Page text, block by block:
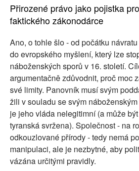
Přirozené právo jako pojistka
faktického zákonodárce
Ano, o tohle šlo - od počátku
do evropského myšlení, který lze
náboženských sporů v 16. století.
argumentačně zdůvodnit, proč moc
své limity. Panovník musí svým
žili v souladu se svým
je jeho vláda nelegitimní (a může
tyranská svržena). Společnost - na
odkouzlované přírody - tedy nemá
manipulaci, ale je nezbytné, aby
vázána určitými pravidly.